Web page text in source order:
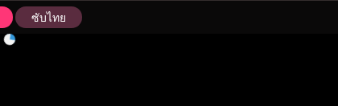
ซับไทย